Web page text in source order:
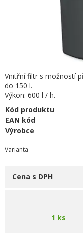
Vnitřní filtr s možností
do 150 l.
Výkon: 600 l / h.
Kód produktu
EAN kód
Výrobce
Varianta
Cena s DPH
1 ks